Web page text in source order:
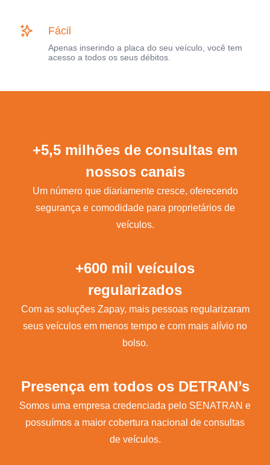
Fácil
Apenas inserindo a placa do seu veículo, você tem
acesso a todos os seus débitos.
+5,5 milhões de consultas em
nossos canais
Um número que diariamente cresce, oferecendo
segurança e comodidade para proprietários de
veículos.
+600 mil veículos
regularizados
Com as soluções Zapay, mais pessoas regularizaram
seus veículos em menos tempo e com mais alívio no
bolso.
Presença em todos os DETRAN’s
Somos uma empresa credenciada pelo SENATRAN e
possuímos a maior cobertura nacional de consultas
de veículos.